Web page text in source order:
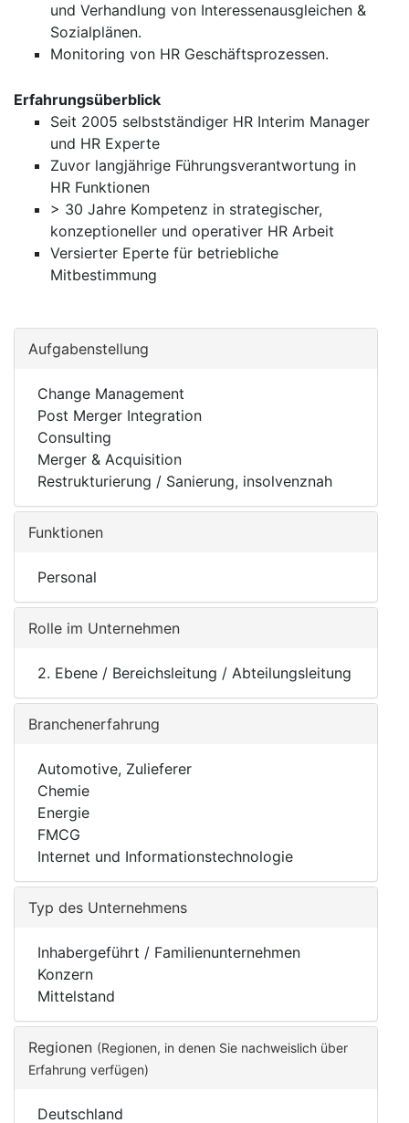
und Verhandlung von Interessenausgleichen &
Sozialplänen.
Monitoring von HR Geschäftsprozessen.
Erfahrungsüberblick
Seit 2005 selbstständiger HR Interim Manager
und HR Experte
Zuvor langjährige Führungsverantwortung in
HR Funktionen
> 30 Jahre Kompetenz in strategischer,
konzeptioneller und operativer HR Arbeit
Versierter Eperte für betriebliche
Mitbestimmung
Aufgabenstellung
Change Management
Post Merger Integration
Consulting
Merger & Acquisition
Restrukturierung / Sanierung, insolvenznah
Funktionen
Personal
Rolle im Unternehmen
2. Ebene / Bereichsleitung / Abteilungsleitung
Branchenerfahrung
Automotive, Zulieferer
Chemie
Energie
FMCG
Internet und Informationstechnologie
Typ des Unternehmens
Inhabergeführt / Familienunternehmen
Konzern
Mittelstand
Regionen (Regionen, in denen Sie nachweislich über
Erfahrung verfügen)
Deutschland